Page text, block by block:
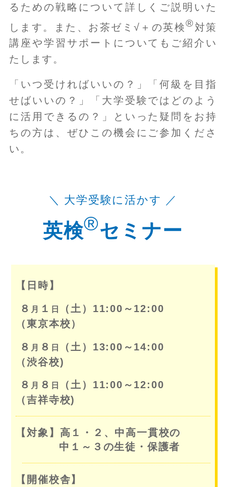
るための戦略について詳しくご説明いた
します。また、お茶ゼミ√＋の英検®対策
講座や学習サポートについてもご紹介い
たします。
「いつ受ければいいの？」「何級を目指
せばいいの？」「大学受験ではどのよう
に活用できるの？」といった疑問をお持
ちの方は、ぜひこの機会にご参加くださ
い。
＼ 大学受験に活かす ／
英検®セミナー
【日時】
８ 月 １ 日
（土）11:00～12:00
（東京本校）
８ 月 ８ 日
（土）13:00～14:00
（渋谷校)
８ 月 ８ 日
（土）11:00～12:00
（吉祥寺校)
【対象】高１・２、中高一貫校の
中１～３の生徒・保護者
【開催校舎】